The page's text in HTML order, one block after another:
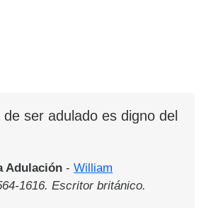
ser adulado es digno del
Adulación -William
1616. Escritor británico.